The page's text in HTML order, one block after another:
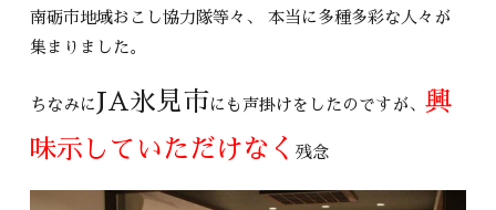
南砺市地域おこし協力隊等々、 本当に多種多彩な人々が
集まりました。
ちなみに JA氷見市にも声掛けをしたのですが、興
味示していただけなく残念